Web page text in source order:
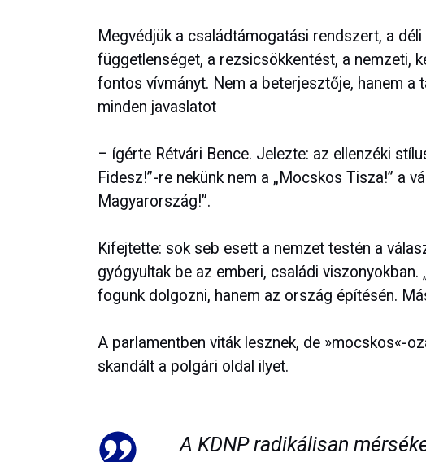
Megvédjük a családtámogatási rendszert, a
függetlenséget, a rezsicsökkentést, a nemzeti,
fontos vívmányt. Nem a beterjesztője, hanem a
minden javaslatot
– ígérte Rétvári Bence. Jelezte: az ellenzéki
Fidesz!”-re nekünk nem a „Mocskos Tisza!” a
Magyarország!”.
Kifejtette: sok seb esett a nemzet testén a
gyógyultak be az emberi, családi
fogunk dolgozni, hanem az ország építésén.
A parlamentben viták lesznek, de »mocskos«-
skandált a polgári oldal ilyet.
A KDNP radikálisan